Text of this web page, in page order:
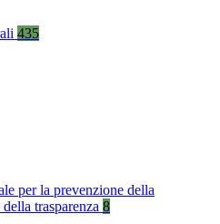
435
per la prevenzione della
trasparenza 8